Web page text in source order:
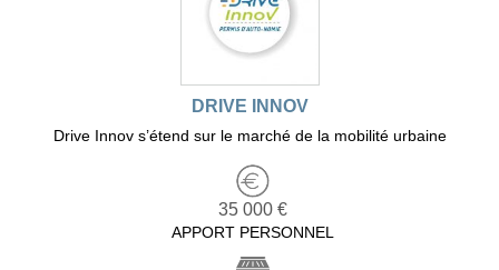
DRIVE INNOV
Drive Innov s’étend sur le marché de la mobilité urbaine
35 000 €
APPORT PERSONNEL